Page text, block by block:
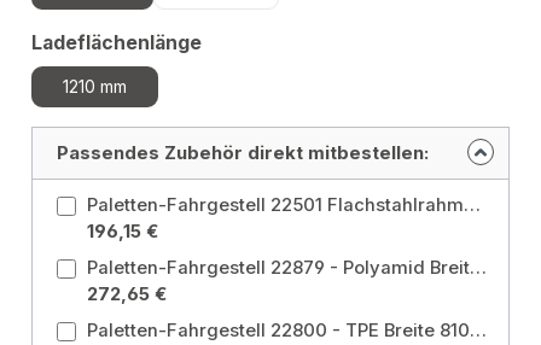
Ladeflächenlängeauswählen
1210 mm
Passendes Zubehör direkt mitbestellen:
Paletten-Fahrgestell 22501 Flachstahlrahmen mit Unterzügen, ohne Fangecken, pulverbeschichtet, blau RAL 5007
196,15 €
Paletten-Fahrgestell 22879 - Polyamid Breite 610 mm, Länge 810 mm Ladeflächenbreite: 610 mm / Ladeflächenlänge: 810 mm
272,65 €
Paletten-Fahrgestell 22800 - TPE Breite 810 mm, Länge 1010 mm Ladeflächenbreite: 810 mm / Ladeflächenlänge: 1010 mm